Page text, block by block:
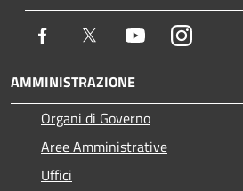
Facebook Twitter YoutubeInstagram
AMMINISTRAZIONE
Organi di Governo
Aree Amministrative
Uffici